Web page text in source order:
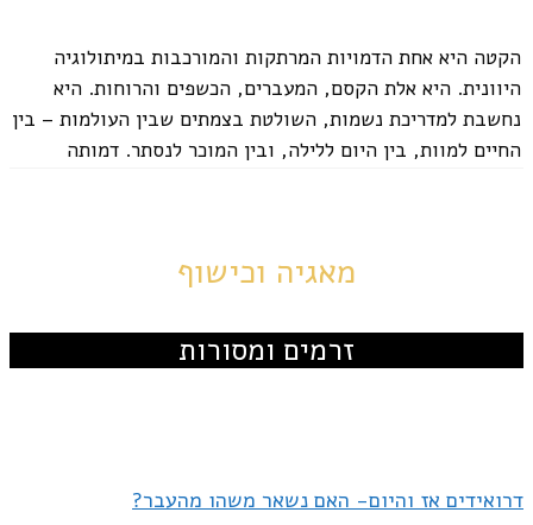
הקטה היא אחת הדמויות המרתקות והמורכבות במיתולוגיה
היוונית. היא אלת הקסם, המעברים, הכשפים והרוחות. היא
נחשבת למדריכת נשמות, השולטת בצמתים שבין העולמות – בין
החיים למוות, בין היום ללילה, ובין המוכר לנסתר. דמותה
מאגיה וכישוף
זרמים ומסורות
דרואידים אז והיום- האם נשאר משהו מהעבר?